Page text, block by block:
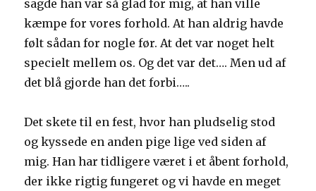
sagde han var så glad for mig, at han ville
kæmpe for vores forhold. At han aldrig havde
følt sådan for nogle før. At det var noget helt
specielt mellem os. Og det var det…. Men ud af
det blå gjorde han det forbi…..
Det skete til en fest, hvor han pludselig stod
og kyssede en anden pige lige ved siden af
mig. Han har tidligere været i et åbent forhold,
der ikke rigtig fungeret og vi havde en meget